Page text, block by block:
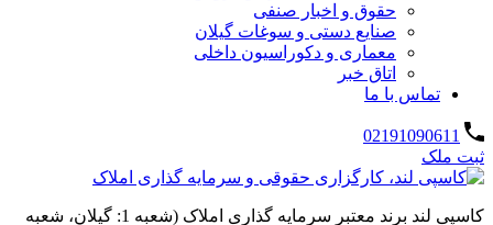
حقوق و اخبار صنفی
صنایع دستی و سوغات گیلان
معماری و دکوراسیون داخلی
اتاق خبر
تماس با ما
02191090611
ثبت ملک
کاسپی لند برند معتبر سرمایه گذاری املاک (شعبه 1: گیلان، شعبه